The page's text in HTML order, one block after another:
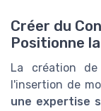
Créer du
Positionne
La création
l'insertion de
une expertise